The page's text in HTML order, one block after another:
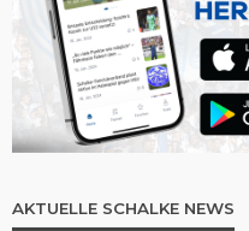
AKTUELLE SCHALKE NEWS